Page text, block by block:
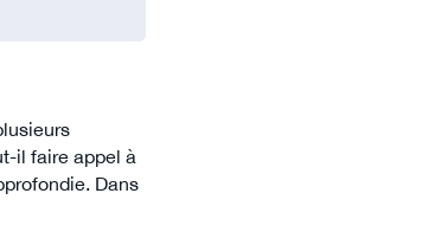
il faire appel à
Dans